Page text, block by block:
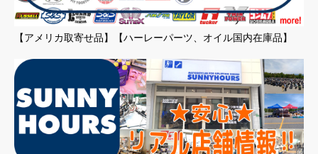
【アメリカ取寄せ品】【ハーレーパーツ、オイル国内在庫品】